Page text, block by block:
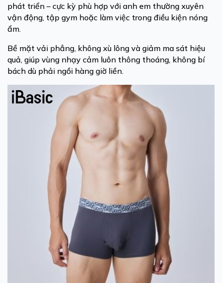
phát triển – cực kỳ phù hợp với anh em thường xuyên
vận động, tập gym hoặc làm việc trong điều kiện nóng
ẩm.
Bề mặt vải phẳng, không xù lông và giảm ma sát hiệu
quả, giúp vùng nhạy cảm luôn thông thoáng, không bí
bách dù phải ngồi hàng giờ liền.